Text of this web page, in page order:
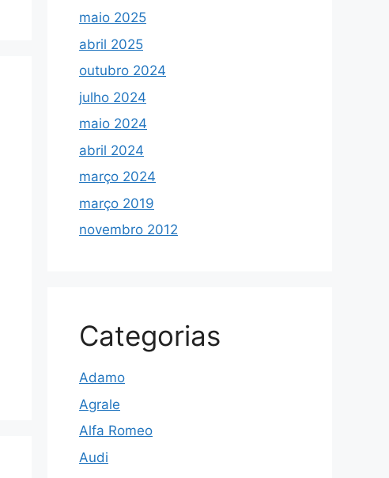
maio 2025
abril 2025
outubro 2024
julho 2024
maio 2024
abril 2024
março 2024
março 2019
novembro 2012
Categorias
Adamo
Agrale
Alfa Romeo
Audi